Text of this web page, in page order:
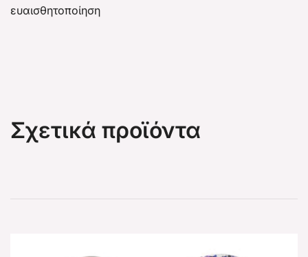
ευαισθητοποίηση
Σχετικά προϊόντα